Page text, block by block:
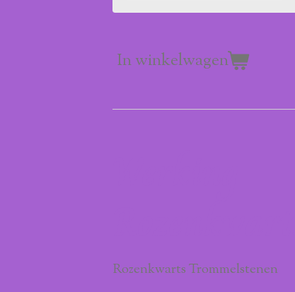
In winkelwagen
Rozenkwarts Trommelstenen